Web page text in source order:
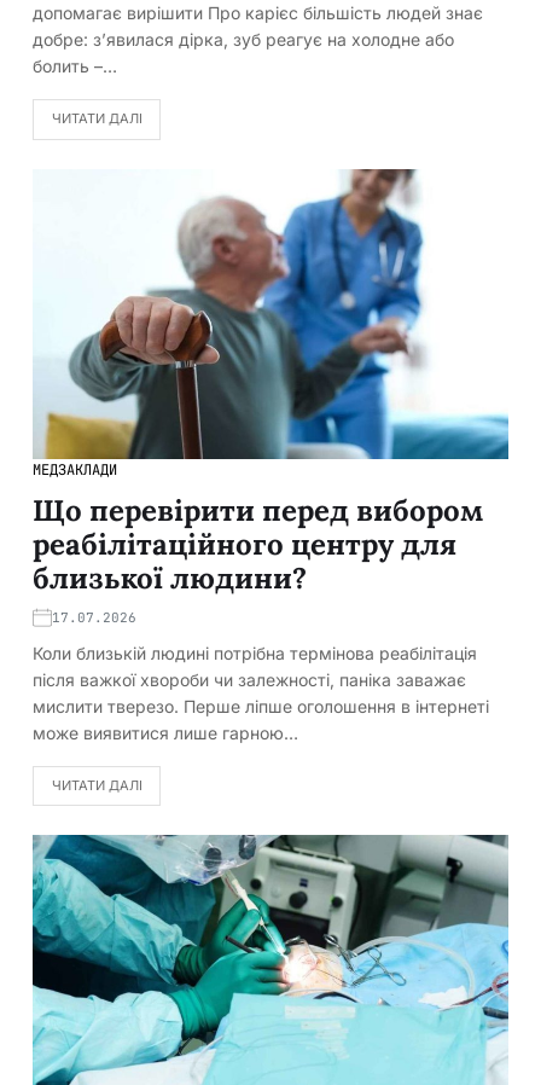
допомагає вирішити Про карієс більшість людей знає
добре: з’явилася дірка, зуб реагує на холодне або
болить –…
ЧИТАТИ ДАЛІ
МЕДЗАКЛАДИ
Що перевірити перед вибором
реабілітаційного центру для
близької людини?
17.07.2026
Коли близькій людині потрібна термінова реабілітація
після важкої хвороби чи залежності, паніка заважає
мислити тверезо. Перше ліпше оголошення в інтернеті
може виявитися лише гарною…
ЧИТАТИ ДАЛІ